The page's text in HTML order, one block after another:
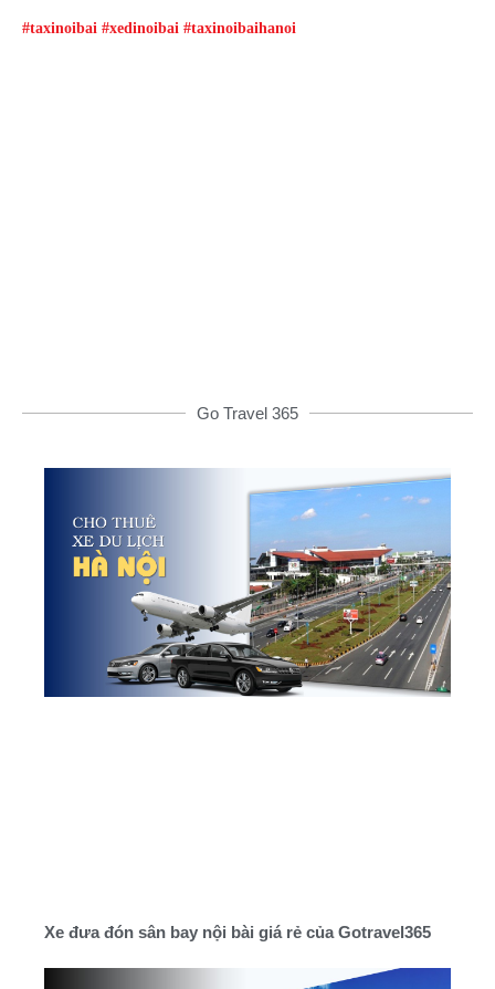
#taxinoibai #xedinoibai #taxinoibaihanoi
Go Travel 365
Xe đưa đón sân bay nội bài giá rẻ của Gotravel365